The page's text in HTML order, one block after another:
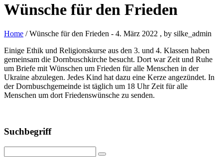
Wünsche für den Frieden
Home / Wünsche für den Frieden - 4. März 2022 , by silke_admin
Einige Ethik und Religionskurse aus den 3. und 4. Klassen haben
gemeinsam die Dornbuschkirche besucht. Dort war Zeit und Ruhe
um Briefe mit Wünschen um Frieden für alle Menschen in der
Ukraine abzulegen. Jedes Kind hat dazu eine Kerze angezündet. In
der Dornbuschgemeinde ist täglich um 18 Uhr Zeit für alle
Menschen um dort Friedenswünsche zu senden.
Suchbegriff